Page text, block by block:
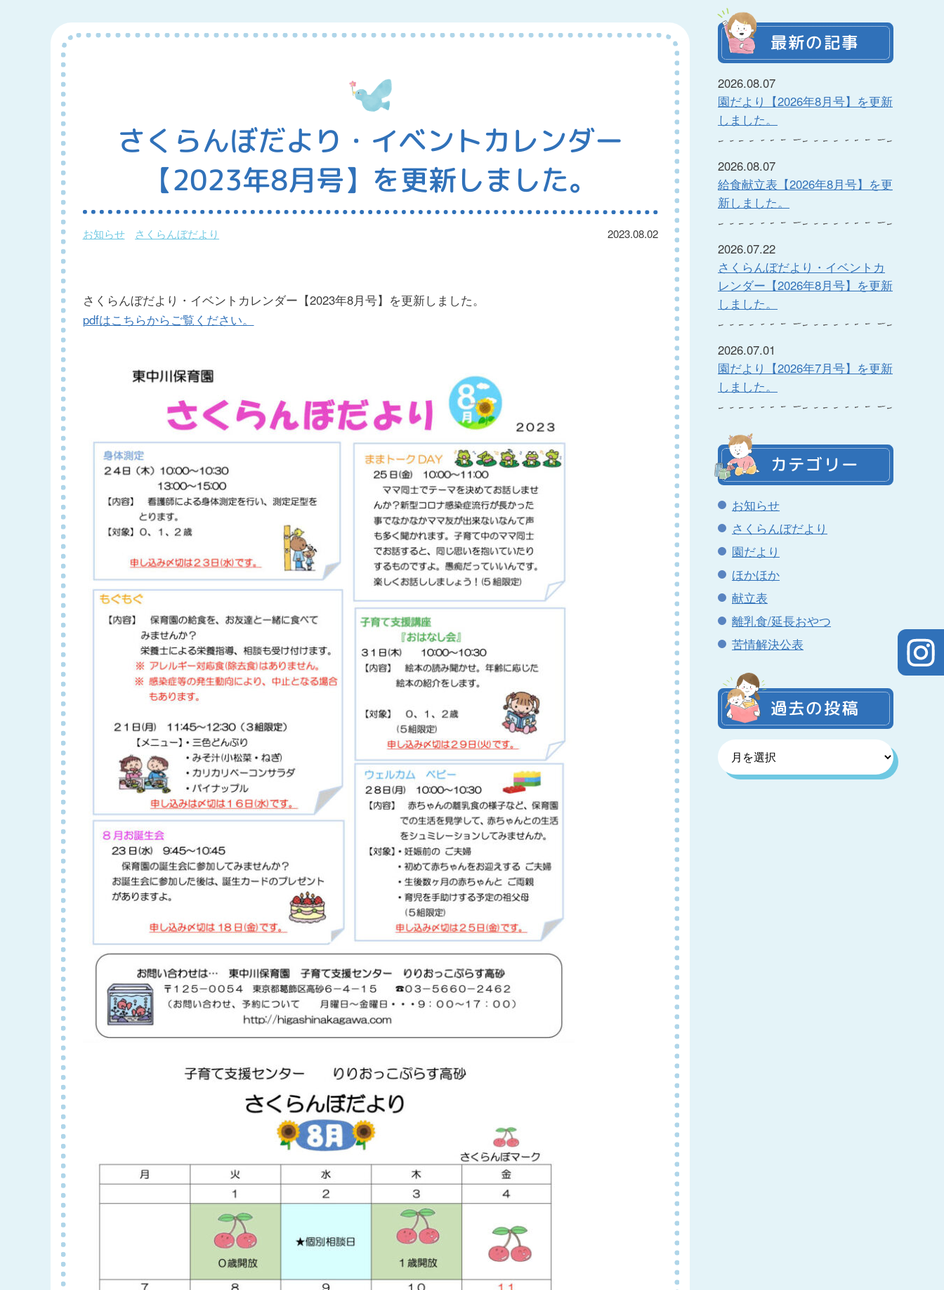
さくらんぼだより・イベントカレンダー
【2023年8月号】を更新しました。
お知らせ さくらんぼだより 2023.08.02
さくらんぼだより・イベントカレンダー【2023年8月号】を更新しました。
pdfはこちらからご覧ください。
最新の記事
2026.08.07
園だより【2026年8月号】を更新
しました。
2026.08.07
給食献立表【2026年8月号】を更
新しました。
2026.07.22
さくらんぼだより・イベントカ
レンダー【2026年8月号】を更新
しました。
2026.07.01
園だより【2026年7月号】を更新
しました。
カテゴリー
お知らせ
さくらんぼだより
園だより
ほかほか
献立表
離乳食/延長おやつ
苦情解決公表
過去の投稿